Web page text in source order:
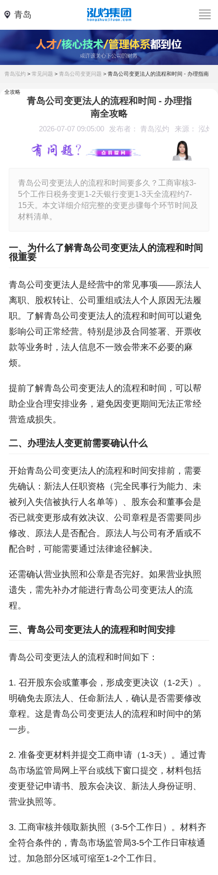
青岛
青岛泓灼 > 常见问题 > 青岛公司变更问题 > 青岛公司变更法人的流程和时间 - 办理指南
全攻略
青岛公司变更法人的流程和时间 - 办理指
南全攻略
2026-07-07 09:05:00 发布者： 青岛泓灼 来源： 泓灼
青岛公司变更法人的流程和时间要多久？工商审核3-
5个工作日税务变更1-2天银行变更1-3天全流程约7-
15天。本文详细介绍完整的变更步骤每个环节时间及
材料清单。
一、为什么了解青岛公司变更法人的流程和时间
很重要
青岛公司变更法人是经营中的常见事项——原法人
离职、股权转让、公司重组或法人个人原因无法履
职。了解青岛公司变更法人的流程和时间可以避免
影响公司正常经营。特别是涉及合同签署、开票收
款等业务时，法人信息不一致会带来不必要的麻
烦。
提前了解青岛公司变更法人的流程和时间，可以帮
助企业合理安排业务，避免因变更期间无法正常经
营造成损失。
二、办理法人变更前需要确认什么
开始青岛公司变更法人的流程和时间安排前，需要
先确认：新法人任职资格（完全民事行为能力、未
被列入失信被执行人名单等）、股东会和董事会是
否已就变更形成有效决议、公司章程是否需要同步
修改、原法人是否配合。原法人与公司有矛盾或不
配合时，可能需要通过法律途径解决。
还需确认营业执照和公章是否完好。如果营业执照
遗失，需先补办才能进行青岛公司变更法人的流
程。
三、青岛公司变更法人的流程和时间安排
青岛公司变更法人的流程和时间如下：
1. 召开股东会或董事会，形成变更决议（1-2天）。
明确免去原法人、任命新法人，确认是否需要修改
章程。这是青岛公司变更法人的流程和时间中的第
一步。
2. 准备变更材料并提交工商申请（1-3天）。通过青
岛市场监管局网上平台或线下窗口提交，材料包括
变更登记申请书、股东会决议、新法人身份证明、
营业执照等。
3. 工商审核并领取新执照（3-5个工作日）。材料齐
全符合条件的，青岛市场监管局3-5个工作日审核通
过。加急部分区域可缩至1-2个工作日。